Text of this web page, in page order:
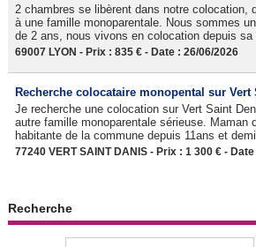
2 chambres se libèrent dans notre colocation,
à une famille monoparentale. Nous sommes
de 2 ans, nous vivons en colocation depuis sa
69007 LYON - Prix : 835 € - Date : 26/06/2026
Recherche colocataire monopental sur Vert
Je recherche une colocation sur Vert Saint
autre famille monoparentale sérieuse. Maman
habitante de la commune depuis 11ans et
77240 VERT SAINT DANIS - Prix : 1 300 € -
Recherche